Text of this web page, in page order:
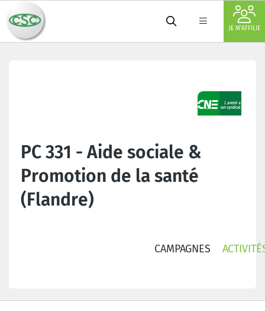
JE M'AFFILIE
PC 331 - Aide sociale &
Promotion de la santé
(Flandre)
CAMPAGNES